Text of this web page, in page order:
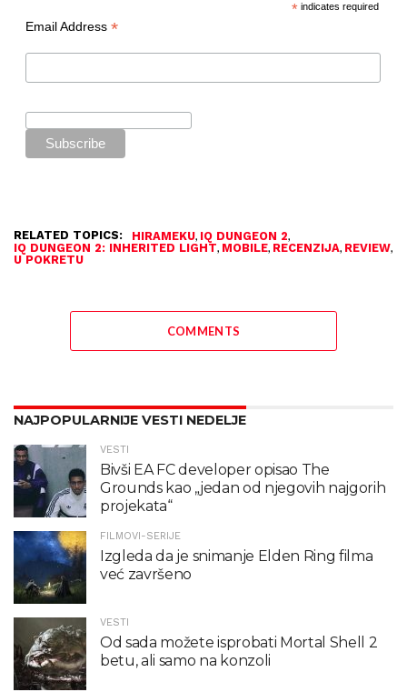
*indicates required
Email Address *
RELATED TOPICS: HIRAMEKU, IQ DUNGEON 2,
IQ DUNGEON 2: INHERITED LIGHT, MOBILE, RECENZIJA, REVIEW,
U POKRETU
COMMENTS
NAJPOPULARNIJE VESTI NEDELJE
VESTI
Bivši EA FC developer opisao The
Grounds kao „jedan od njegovih najgorih
projekata“
FILMOVI-SERIJE
Izgleda da je snimanje Elden Ring filma
već završeno
VESTI
Od sada možete isprobati Mortal Shell 2
betu, ali samo na konzoli